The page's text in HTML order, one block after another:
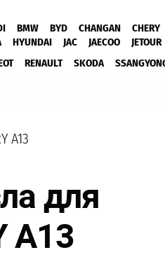
BMW BYD CHANGAN CHERY
HYUNDAI JAC JAECOO JETOUR
RENAULT SKODA
A13
для
A13